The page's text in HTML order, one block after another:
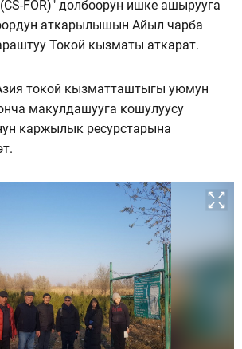
FOR)" долбоорун ишке ашырууга
аткарылышын Айыл чарба
Токой кызматы аткарат.
токой кызматташтыгы уюмун
макулдашууга кошулуусу
каржылык ресурстарына